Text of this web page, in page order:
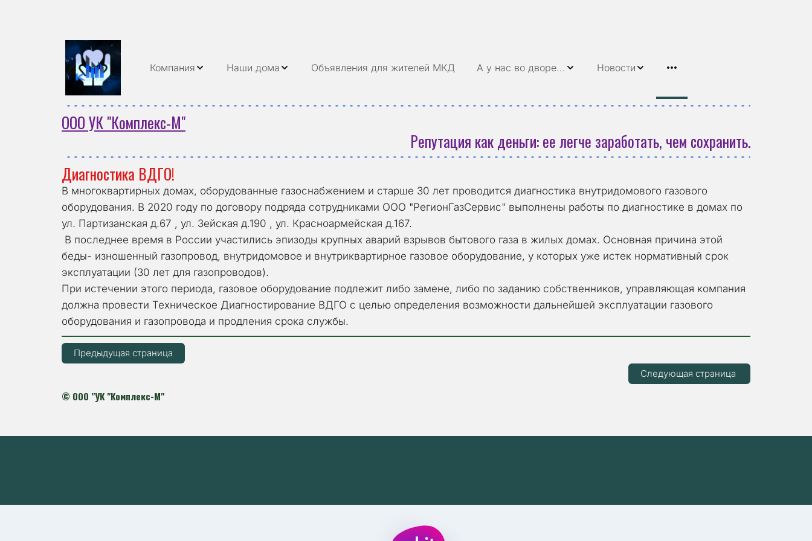
Компания Наши дома Объявления для жителей МКД А у нас во дворе... Новости
ООО УК "Комплекс-М"
Репутация как деньги: ее легче заработать, чем сохранить.
Диагностика ВДГО!
В многоквартирных домах, оборудованные газоснабжением и старше 30 лет проводится диагностика внутридомового газового
оборудования. В 2020 году по договору подряда сотрудниками ООО "РегионГазСервис" выполнены работы по диагностике в домах по
ул. Партизанская д.67 , ул. Зейская д.190 , ул. Красноармейская д.167.
беды- изношенный газопровод, внутридомовое и внутриквартирное газовое оборудование, у которых уже истек нормативный срок
эксплуатации (30 лет для газопроводов).
При истечении этого периода, газовое оборудование подлежит либо замене, либо по заданию собственников, управляющая компания
должна провести Техническое Диагностирование ВДГО с целью определения возможности дальнейшей эксплуатации газового
оборудования и газопровода и продления срока службы.
Предыдущая страница
Следующая страница
© ООО "УК "Комплекс-М"